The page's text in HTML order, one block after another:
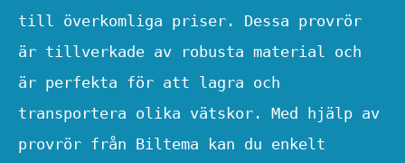
till överkomliga priser. Dessa provrör
är tillverkade av robusta material och
är perfekta för att lagra och
transportera olika vätskor. Med hjälp av
provrör från Biltema kan du enkelt